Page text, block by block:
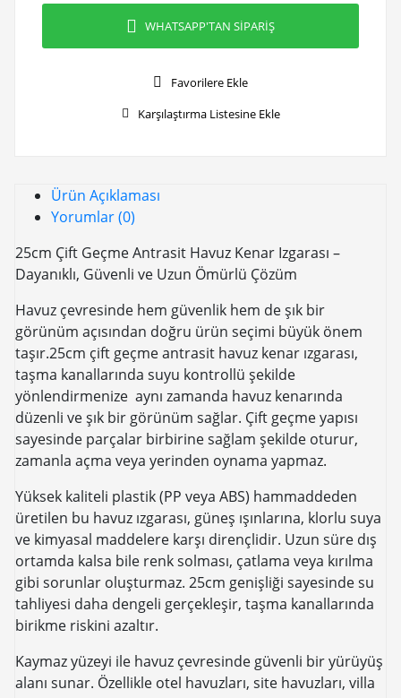
WHATSAPP'TAN SİPARİŞ
Favorilere Ekle
Karşılaştırma Listesine Ekle
Ürün Açıklaması
Yorumlar (0)
25cm Çift Geçme Antrasit Havuz Kenar Izgarası –
Dayanıklı, Güvenli ve Uzun Ömürlü Çözüm
Havuz çevresinde hem güvenlik hem de şık bir
görünüm açısından doğru ürün seçimi büyük önem
taşır.25cm çift geçme antrasit havuz kenar ızgarası,
taşma kanallarında suyu kontrollü şekilde
yönlendirmenize aynı zamanda havuz kenarında
düzenli ve şık bir görünüm sağlar. Çift geçme yapısı
sayesinde parçalar birbirine sağlam şekilde oturur,
zamanla açma veya yerinden oynama yapmaz.
Yüksek kaliteli plastik (PP veya ABS) hammaddeden
üretilen bu havuz ızgarası, güneş ışınlarına, klorlu suya
ve kimyasal maddelere karşı dirençlidir. Uzun süre dış
ortamda kalsa bile renk solması, çatlama veya kırılma
gibi sorunlar oluşturmaz. 25cm genişliği sayesinde su
tahliyesi daha dengeli gerçekleşir, taşma kanallarında
birikme riskini azaltır.
Kaymaz yüzeyi ile havuz çevresinde güvenli bir yürüyüş
alanı sunar. Özellikle otel havuzları, site havuzları, villa